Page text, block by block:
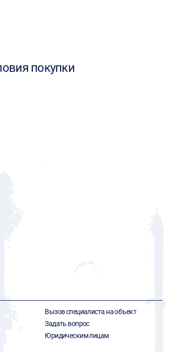
покупки
Вызов специалиста на объект
Задать вопрос
Юридическим лицам